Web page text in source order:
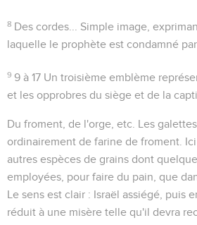
8 Des cordes...
Simple image,
laquelle le prophète est condamné par
9 9 à 17 Un troisième emblème
et les opprobres du siège et de la
Du froment, de l'orge , etc. Les
ordinairement de farine de froment.
autres espèces de grains dont
employées, pour faire du pain, que
Le sens est clair : Israël assiégé, puis
réduit à une misère telle qu'il devra